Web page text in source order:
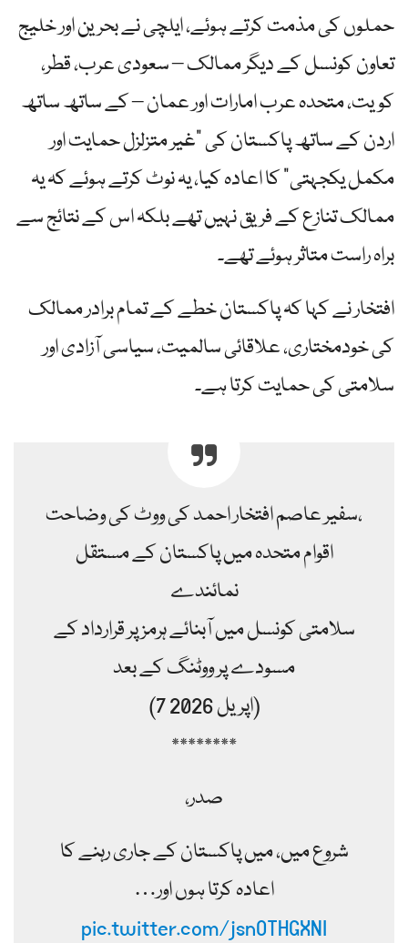
حملوں کی مذمت کرتے ہوئے، ایلچی نے بحرین اور خلیج
تعاون کونسل کے دیگر ممالک – سعودی عرب، قطر،
کویت، متحدہ عرب امارات اور عمان – کے ساتھ ساتھ
اردن کے ساتھ پاکستان کی "غیر متزلزل حمایت اور
مکمل یکجہتی” کا اعادہ کیا، یہ نوٹ کرتے ہوئے کہ یہ
ممالک تنازع کے فریق نہیں تھے بلکہ اس کے نتائج سے
براہ راست متاثر ہوئے تھے۔
افتخار نے کہا کہ پاکستان خطے کے تمام برادر ممالک
کی خودمختاری، علاقائی سالمیت، سیاسی آزادی اور
سلامتی کی حمایت کرتا ہے۔
سفیر عاصم افتخار احمد کی ووٹ کی وضاحت،
اقوام متحدہ میں پاکستان کے مستقل
نمائندے
سلامتی کونسل میں آبنائے ہرمز پر قرارداد کے
مسودے پر ووٹنگ کے بعد
(7 اپریل 2026)
********
صدر،
شروع میں، میں پاکستان کے جاری رہنے کا
اعادہ کرتا ہوں اور…
pic.twitter.com/jsnOTHGXNI